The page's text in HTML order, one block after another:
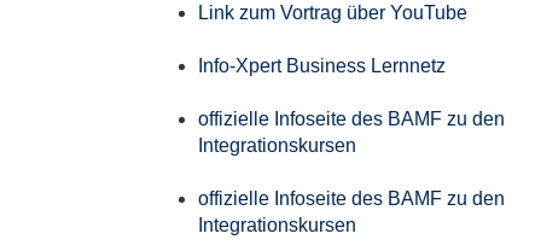
Link zum Vortrag über YouTube
Info-Xpert Business Lernnetz
offizielle Infoseite des BAMF zu den
Integrationskursen
offizielle Infoseite des BAMF zu den
Integrationskursen